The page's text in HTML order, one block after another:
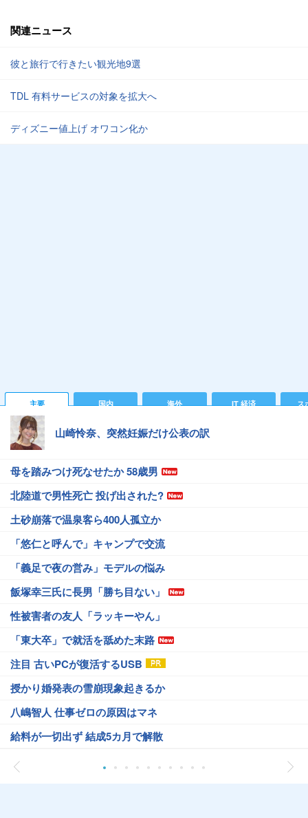
関連ニュース
彼と旅行で行きたい観光地9選
TDL 有料サービスの対象を拡大へ
ディズニー値上げ オワコン化か
主要 国内 海外 IT 経済 ス
山崎怜奈、突然妊娠だけ公表の訳
母を踏みつけ死なせたか 58歳男
北陸道で男性死亡 投げ出された?
土砂崩落で温泉客ら400人孤立か
「悠仁と呼んで」キャンプで交流
「義足で夜の営み」モデルの悩み
飯塚幸三氏に長男「勝ち目ない」
性被害者の友人「ラッキーやん」
「東大卒」で就活を舐めた末路
注目 古いPCが復活するUSB
授かり婚発表の雪崩現象起きるか
八嶋智人 仕事ゼロの原因はマネ
給料が一切出ず 結成5カ月で解散